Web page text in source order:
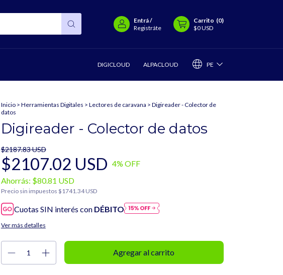
Entrá/
Registráte
Carrito (0)
$0 USD
DIGICLOUD ALPACLOUD PE
Inicio > Herramientas Digitales > Lectores de caravana > Digireader - Colector de
datos
Digireader - Colector de datos
$2187.83 USD
$2107.02 USD 4% OFF
Ahorrás: $80.81 USD
Precio sin impuestos $1741.34 USD
Cuotas SIN interés con DÉBITO
Ver más detalles